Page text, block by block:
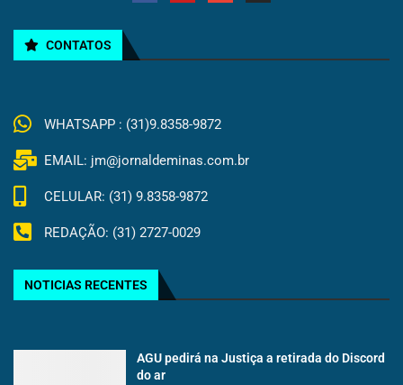
CONTATOS
WHATSAPP : (31)9.8358-9872
EMAIL: jm@jornaldeminas.com.br
CELULAR: (31) 9.8358-9872
REDAÇÃO: (31) 2727-0029
NOTICIAS RECENTES
AGU pedirá na Justiça a retirada do Discord
do ar